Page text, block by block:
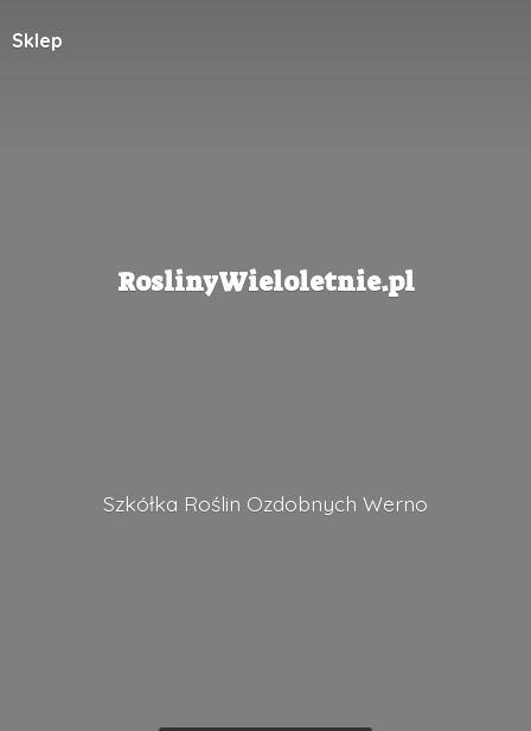
Sklep
RoslinyWieloletnie.pl
Szkółka Roślin Ozdobnych Werno